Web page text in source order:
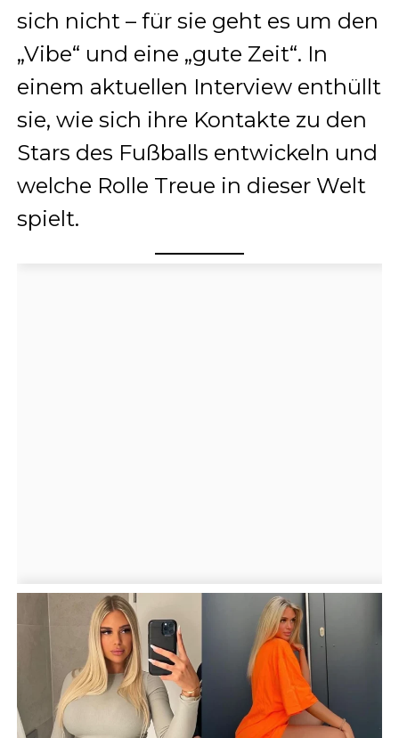
sich nicht – für sie geht es um den
„Vibe“ und eine „gute Zeit“. In
einem aktuellen Interview enthüllt
sie, wie sich ihre Kontakte zu den
Stars des Fußballs entwickeln und
welche Rolle Treue in dieser Welt
spielt.